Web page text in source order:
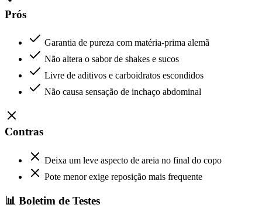
Prós
Garantia de pureza com matéria-prima alemã
Não altera o sabor de shakes e sucos
Livre de aditivos e carboidratos escondidos
Não causa sensação de inchaço abdominal
Contras
Deixa um leve aspecto de areia no final do copo
Pote menor exige reposição mais frequente
📊 Boletim de Testes